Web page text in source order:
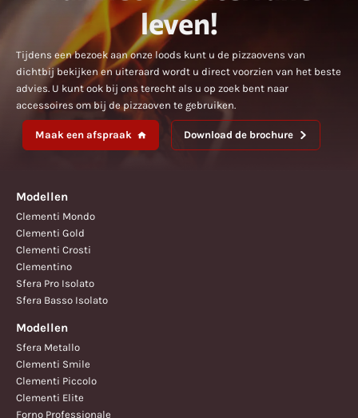
leven!
Tijdens een bezoek aan onze loods kunt u de pizzaovens van
dichtbij bekijken en uiteraard wordt u direct voorzien van het beste
advies. U kunt ook bij ons terecht als u op zoek bent naar
accessoires om bij de pizzaoven te gebruiken.
Maak een afspraak Download de brochure
Modellen
Clementi Mondo
Clementi Gold
Clementi Crosti
Clementino
Sfera Pro Isolato
Sfera Basso Isolato
Modellen
Sfera Metallo
Clementi Smile
Clementi Piccolo
Clementi Elite
Forno Professionale